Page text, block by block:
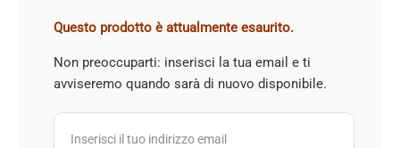
Questo prodotto è attualmente esaurito.
Non preoccuparti: inserisci la tua email e ti
avviseremo quando sarà di nuovo disponibile.